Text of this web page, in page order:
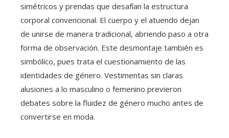
simétricos y prendas que desafían la estructura
corporal convencional. El cuerpo y el atuendo dejan
de unirse de manera tradicional, abriendo paso a otra
forma de observación. Este desmontaje también es
simbólico, pues trata el cuestionamiento de las
identidades de género. Vestimentas sin claras
alusiones a lo masculino o femenino previeron
debates sobre la fluidez de género mucho antes de
convertirse en moda.